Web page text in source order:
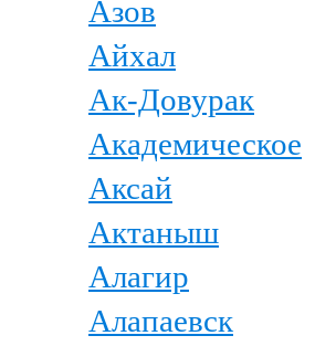
Азов
Айхал
Ак-Довурак
Академическое
Аксай
Актаныш
Алагир
Алапаевск